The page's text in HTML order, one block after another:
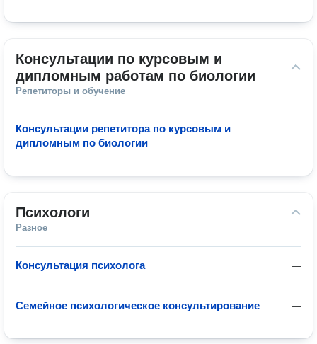
Консультации по курсовым и
дипломным работам по биологии
Репетиторы и обучение
—
Консультации репетитора по курсовым и
дипломным по биологии
Психологи
Разное
—
Консультация психолога
—
Семейное психологическое консультирование